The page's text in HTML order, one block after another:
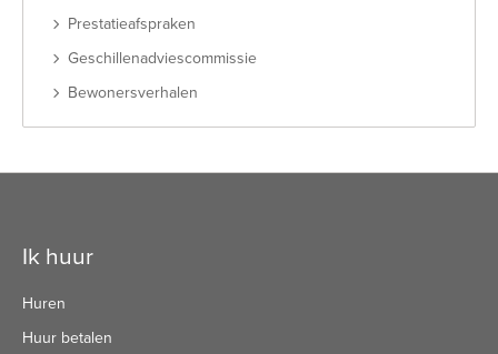
Prestatieafspraken
Geschillenadviescommissie
Bewonersverhalen
Contactinformatie
Ik huur
Huren
Huur betalen